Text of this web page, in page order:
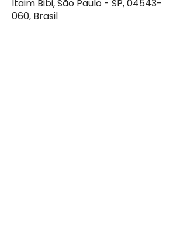
Itaim Bibi, São Paulo - SP, 04543-
060, Brasil